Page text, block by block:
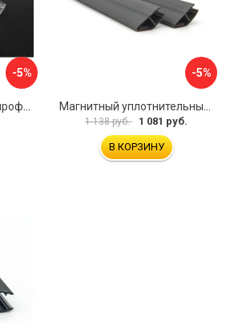
-5% -5%
1 138 руб. 1 081 руб.
В КОРЗИНУ